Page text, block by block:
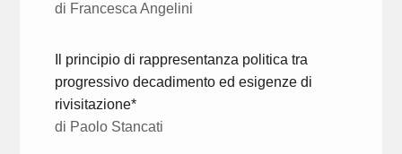
di Francesca Angelini
Il principio di rappresentanza politica tra
progressivo decadimento ed esigenze di
rivisitazione*
di Paolo Stancati